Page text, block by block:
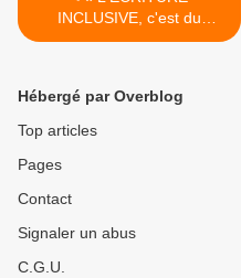
INCLUSIVE, c'est du
scribouillage », estime
2014 à 2019.
Hébergé par Overblog
Top articles
Pages
Contact
Signaler un abus
C.G.U.